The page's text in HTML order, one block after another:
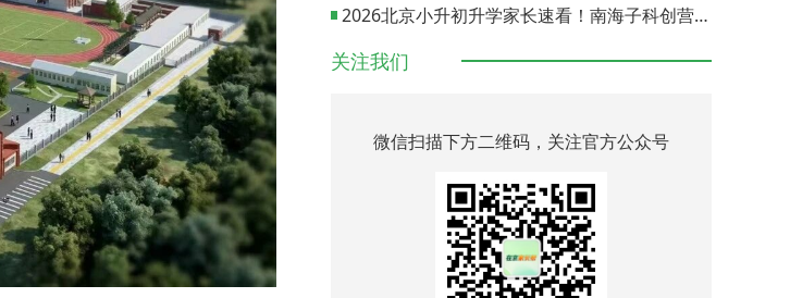
2026北京小升初升学家长速看！南海子科创营报名通道正式开启
关注我们
微信扫描下方二维码，关注官方公众号